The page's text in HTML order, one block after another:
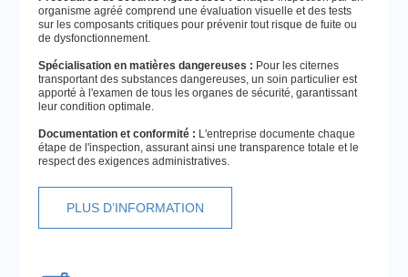
organisme agréé comprend une évaluation visuelle et des tests
sur les composants critiques pour prévenir tout risque de fuite ou
de dysfonctionnement.
Spécialisation en matières dangereuses : Pour les citernes
transportant des substances dangereuses, un soin particulier est
apporté à l'examen de tous les organes de sécurité, garantissant
leur condition optimale.
Documentation et conformité : L'entreprise documente chaque
étape de l'inspection, assurant ainsi une transparence totale et le
respect des exigences administratives.
PLUS D’INFORMATION